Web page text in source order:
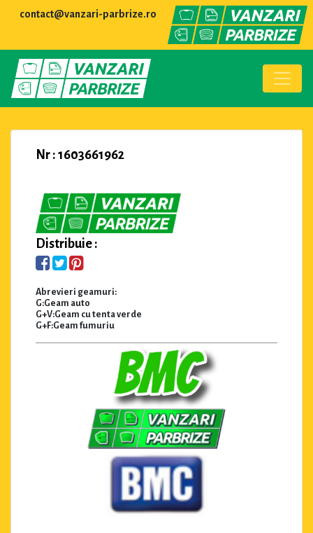
contact@vanzari-parbrize.ro
Nr : 1603661962
Distribuie :
Abrevieri geamuri:
G:Geam auto
G+V:Geam cu tenta verde
G+F:Geam fumuriu